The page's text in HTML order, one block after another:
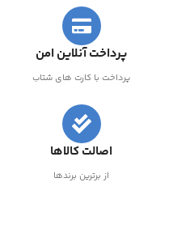
پرداخت آنلاین امن
پرداخت با کارت های شتاب
اصالت کالاها
از برترین برندها